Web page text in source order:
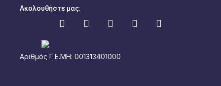
Ακολουθήστε μας:
Αριθμός Γ.Ε.ΜΗ: 001313401000